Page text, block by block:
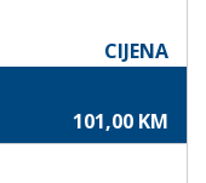
CIJENA
101,00 KM